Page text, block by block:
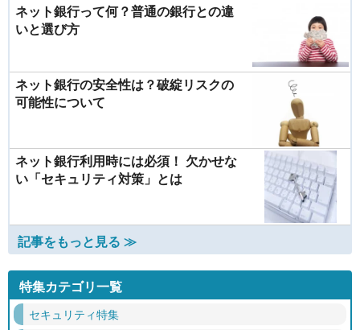
ネット銀行って何？普通の銀行との違
いと選び方
ネット銀行の安全性は？破綻リスクの
可能性について
ネット銀行利用時には必須！ 欠かせな
い「セキュリティ対策」とは
記事をもっと見る ≫
特集カテゴリ一覧
セキュリティ特集